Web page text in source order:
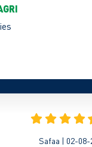
Safaa | 02-08-